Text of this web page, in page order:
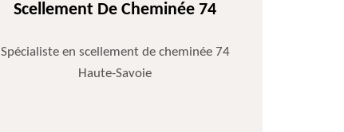
Scellement De Cheminée 74
Spécialiste en scellement de cheminée 74
Haute-Savoie